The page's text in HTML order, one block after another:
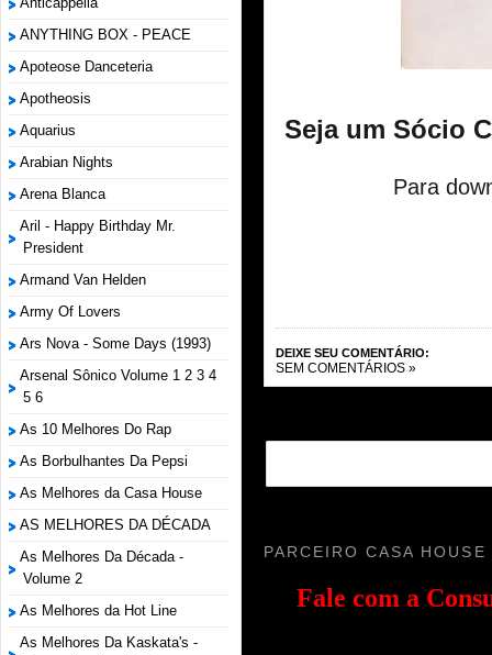
ANYTHING BOX - PEACE
Apoteose Danceteria
Apotheosis
Aquarius
Arabian Nights
Arena Blanca
Aril - Happy Birthday Mr.
President
Armand Van Helden
Army Of Lovers
Ars Nova - Some Days (1993)
Arsenal Sônico Volume 1 2 3 4
5 6
As 10 Melhores Do Rap
As Borbulhantes Da Pepsi
As Melhores da Casa House
AS MELHORES DA DÉCADA
As Melhores Da Década -
Volume 2
As Melhores da Hot Line
As Melhores Da Kaskata's -
Seja um Sócio
Para
DEIXE SEU COMENTÁRIO:
SEM COMENTÁRIOS »
PARCEIRO CASA HOUSE
Fale com a